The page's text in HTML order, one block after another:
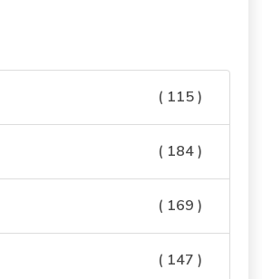
( 115 )
( 184 )
( 169 )
( 147 )